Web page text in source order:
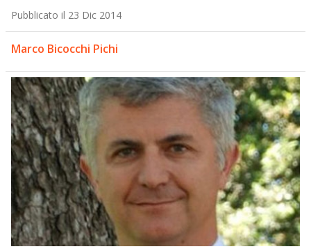
Pubblicato il 23 Dic 2014
Marco Bicocchi Pichi